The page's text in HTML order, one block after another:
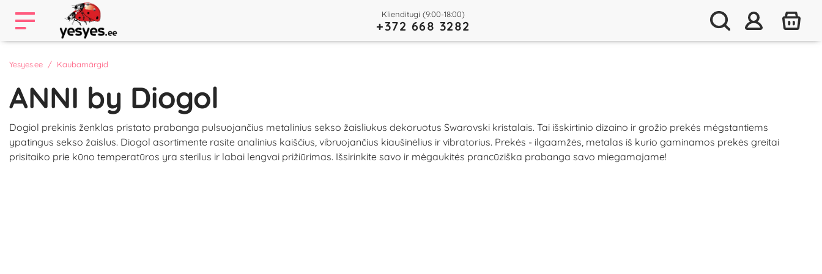
Klienditugi (9:00-18:00)
+372 668 3282
Yesyes.ee Kaubamärgid
ANNI by Diogol
Dogiol prekinis ženklas pristato prabanga pulsuojančius metalinius sekso žaisliukus dekoruotus Swarovski kristalais. Tai išskirtinio dizaino ir grožio prekės mėgstantiems
ypatingus sekso žaislus. Diogol asortimente rasite analinius kaiščius, vibruojančius kiaušinėlius ir vibratorius. Prekės - ilgaamžės, metalas iš kurio gaminamos prekės greitai
prisitaiko prie kūno temperatūros yra sterilus ir labai lengvai prižiūrimas. Išsirinkite savo ir mėgaukitės prancūziška prabanga savo miegamajame!